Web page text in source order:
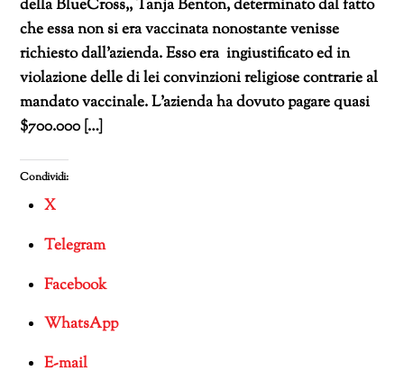
della BlueCross,, Tanja Benton, determinato dal fatto
che essa non si era vaccinata nonostante venisse
richiesto dall’azienda. Esso era ingiustificato ed in
violazione delle di lei convinzioni religiose contrarie al
mandato vaccinale. L’azienda ha dovuto pagare quasi
$700.000 […]
Condividi:
X
Telegram
Facebook
WhatsApp
E-mail